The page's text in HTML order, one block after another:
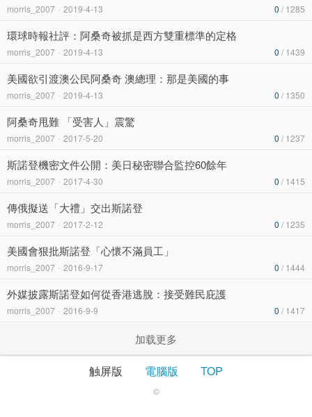
morris_2007 - 2019-4-13 0 / 1285
環球時報社評：阿桑奇被抓是西方雙重標準的定格
morris_2007 - 2019-4-13 0 / 1439
美國欲引渡澳公民阿桑奇 澳總理：那是美國的事
morris_2007 - 2019-4-13 0 / 1350
阿桑奇甩難 「受害人」震驚
morris_2007 - 2017-5-20 0 / 1237
斯諾登機密文件公開：美日秘密聯合監控60餘年
morris_2007 - 2017-4-30 0 / 1415
傳俄擬送「大禮」交出斯諾登
morris_2007 - 2017-2-12 0 / 1235
美國會狠批斯諾登「心懷不滿員工」
morris_2007 - 2016-9-17 0 / 1444
外媒披露斯諾登如何從香港逃脫：接受難民庇護
morris_2007 - 2016-9-9 0 / 1417
加载更多
触屏版 電腦版 TOP
©